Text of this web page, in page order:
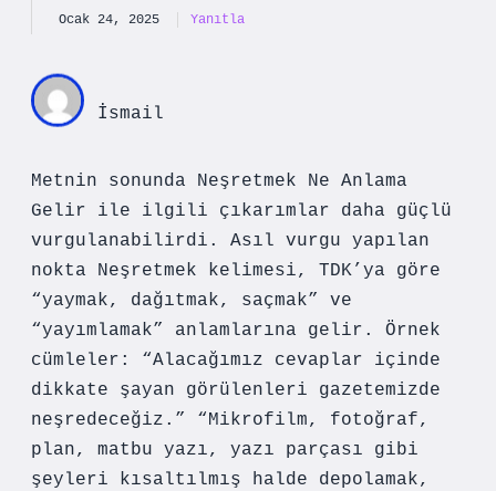
Ocak 24, 2025 Yanıtla
İsmail
Metnin sonunda Neşretmek Ne Anlama
Gelir ile ilgili çıkarımlar daha güçlü
vurgulanabilirdi. Asıl vurgu yapılan
nokta Neşretmek kelimesi, TDK’ya göre
“yaymak, dağıtmak, saçmak” ve
“yayımlamak” anlamlarına gelir. Örnek
cümleler: “Alacağımız cevaplar içinde
dikkate şayan görülenleri gazetemizde
neşredeceğiz.” “Mikrofilm, fotoğraf,
plan, matbu yazı, yazı parçası gibi
şeyleri kısaltılmış halde depolamak,